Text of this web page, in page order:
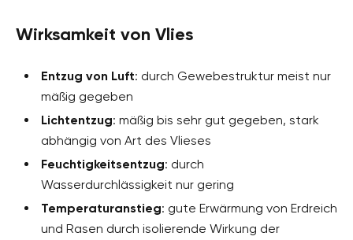
Wirksamkeit von Vlies
Entzug von Luft: durch Gewebestruktur meist nur
mäßig gegeben
Lichtentzug: mäßig bis sehr gut gegeben, stark
abhängig von Art des Vlieses
Feuchtigkeitsentzug: durch
Wasserdurchlässigkeit nur gering
Temperaturanstieg: gute Erwärmung von Erdreich
und Rasen durch isolierende Wirkung der